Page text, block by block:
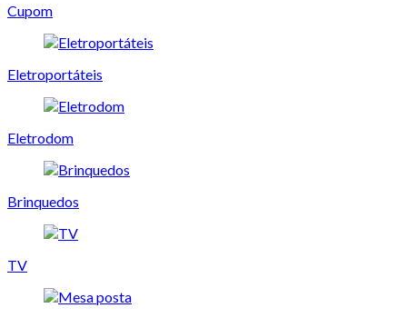
Cupom
Eletroportáteis
Eletrodom
Brinquedos
TV